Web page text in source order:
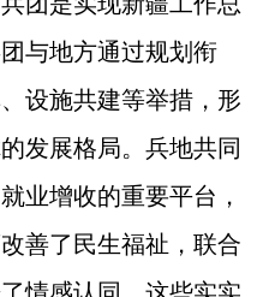
与地方通过规划衔
设施共建等举措，形
发展格局。兵地共同
业增收的重要平台，
善了民生福祉，联合